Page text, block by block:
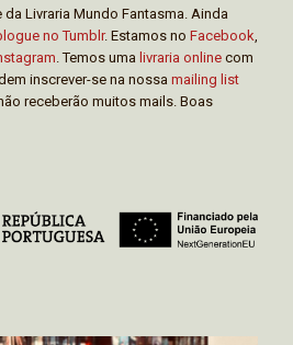
da Livraria Mundo Fantasma. Ainda
no Tumblr. Estamos no Facebook,
. Temos uma livraria online com
inscrever-se na nossa mailing list
receberão muitos mails. Boas